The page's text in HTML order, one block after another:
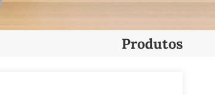
Español
Produtos